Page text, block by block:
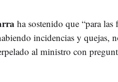
ha sostenido que “para las
incidencias y quejas,
al ministro con